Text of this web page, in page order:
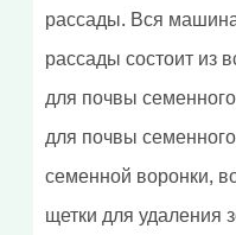
рассады. Вся
рассады состоит из
для почвы
для почвы
семенной воронки,
щетки для удаления